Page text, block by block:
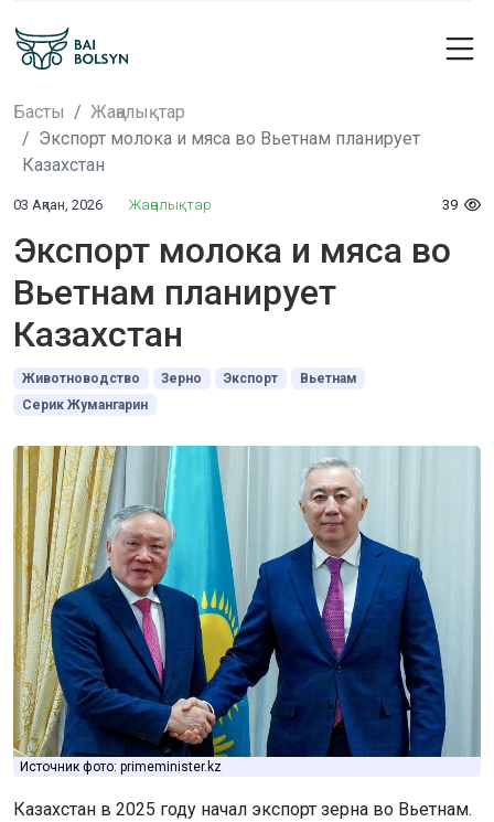
Басты
Жаңалықтар
Экспорт молока и мяса во Вьетнам планирует
Казахстан
03 Ақпан, 2026 Жаңалықтар 39
Экспорт молока и мяса во
Вьетнам планирует
Казахстан
Животноводство Зерно Экспорт
Вьетнам
Серик Жумангарин
Источник фото: primeminister.kz
Казахстан в 2025 году начал экспорт зерна во Вьетнам.